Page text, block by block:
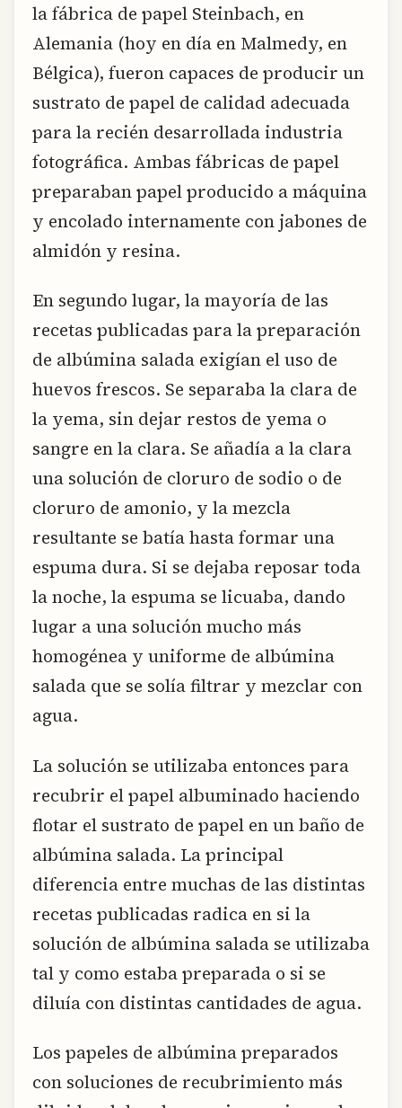
la fábrica de papel Steinbach, en
Alemania (hoy en día en Malmedy, en
Bélgica), fueron capaces de producir un
sustrato de papel de calidad adecuada
para la recién desarrollada industria
fotográfica. Ambas fábricas de papel
preparaban papel producido a máquina
y encolado internamente con jabones de
almidón y resina.
En segundo lugar, la mayoría de las
recetas publicadas para la preparación
de albúmina salada exigían el uso de
huevos frescos. Se separaba la clara de
la yema, sin dejar restos de yema o
sangre en la clara. Se añadía a la clara
una solución de cloruro de sodio o de
cloruro de amonio, y la mezcla
resultante se batía hasta formar una
espuma dura. Si se dejaba reposar toda
la noche, la espuma se licuaba, dando
lugar a una solución mucho más
homogénea y uniforme de albúmina
salada que se solía filtrar y mezclar con
agua.
La solución se utilizaba entonces para
recubrir el papel albuminado haciendo
flotar el sustrato de papel en un baño de
albúmina salada. La principal
diferencia entre muchas de las distintas
recetas publicadas radica en si la
solución de albúmina salada se utilizaba
tal y como estaba preparada o si se
diluía con distintas cantidades de agua.
Los papeles de albúmina preparados
con soluciones de recubrimiento más